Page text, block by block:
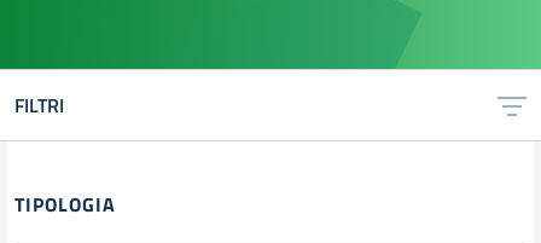
FILTRI
Filtri
TIPOLOGIA